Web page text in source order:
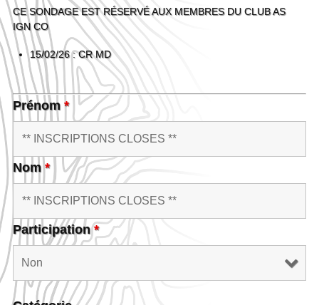
CE SONDAGE EST RÉSERVÉ AUX MEMBRES DU CLUB AS
IGN CO
15/02/26 : CR MD
Prénom*
Nom*
Participation*